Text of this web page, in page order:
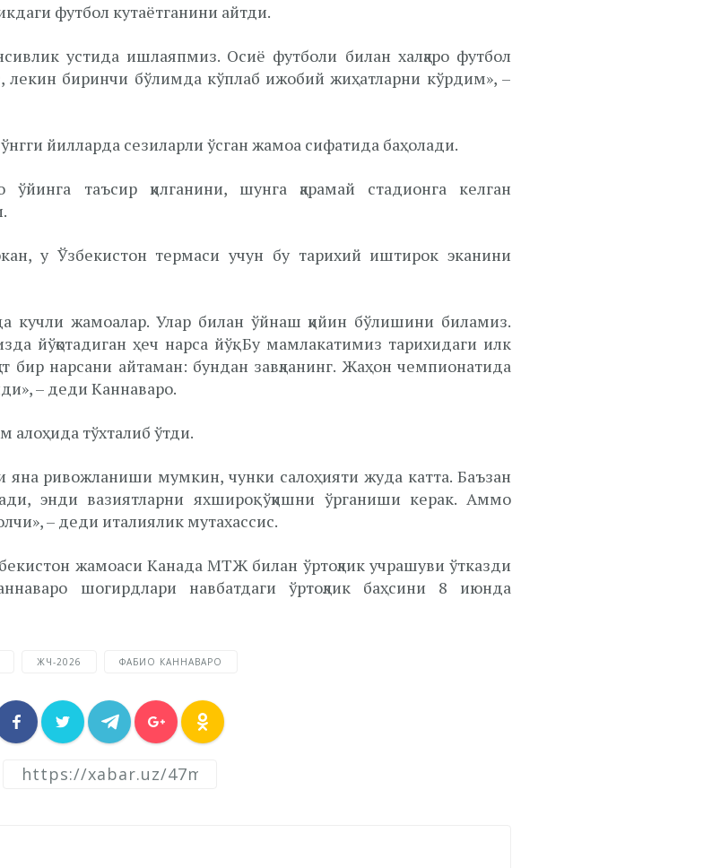
футбол кутаётганини айтди.
устида ишлаяпмиз. Осиё футболи билан халқаро футбол
лекин биринчи бўлимда кўплаб ижобий жиҳатларни кўрдим», –
йилларда сезиларли ўсган жамоа сифатида баҳолади.
таъсир қилганини, шунга қарамай стадионга келган
у Ўзбекистон термаси учун бу тарихий иштирок эканини
кучли жамоалар. Улар билан ўйнаш қийин бўлишини биламиз.
йўқотадиган ҳеч нарса йўқ. Бу мамлакатимиз тарихидаги илк
бир нарсани айтаман: бундан завқланинг. Жаҳон чемпионатида
– деди Каннаваро.
алоҳида тўхталиб ўтди.
ривожланиши мумкин, чунки салоҳияти жуда катта. Баъзан
энди вазиятларни яхшироқ ўқишни ўрганиши керак. Аммо
– деди италиялик мутахассис.
жамоаси Канада МТЖ билан ўртоқлик учрашуви ўтказди
шогирдлари навбатдаги ўртоқлик баҳсини 8 июнда
ЖЧ-2026 ФАБИО КАННАВАРО